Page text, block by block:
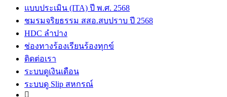
แบบประเมิน (ITA) ปี พ.ศ. 2568
ชมรมจริยธรรม สสอ.สบปราบ ปี 2568
HDC ลำปาง
ช่องทางร้องเรียนร้องทุกข์
ติดต่อเรา
ระบบดูเงินเดือน
ระบบดู Slip สหกรณ์